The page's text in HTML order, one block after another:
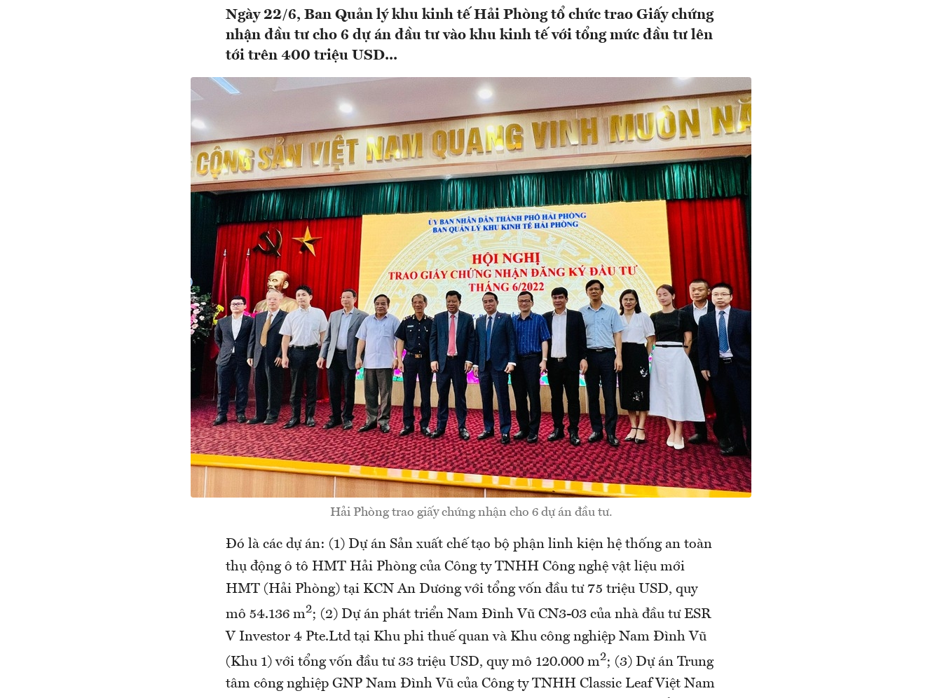
Ngày 22/6, Ban Quản lý khu kinh tế Hải Phòng tổ chức trao Giấy chứng
nhận đầu tư cho 6 dự án đầu tư vào khu kinh tế với tổng mức đầu tư lên
tới trên 400 triệu USD...
Hải Phòng trao giấy chứng nhận cho 6 dự án đầu tư.
Đó là các dự án: (1) Dự án Sản xuất chế tạo bộ phận linh kiện hệ thống an toàn
thụ động ô tô HMT Hải Phòng của Công ty TNHH Công nghệ vật liệu mới
HMT (Hải Phòng) tại KCN An Dương với tổng vốn đầu tư 75 triệu USD, quy
mô 54.136 m2; (2) Dự án phát triển Nam Đình Vũ CN3-03 của nhà đầu tư ESR
V Investor 4 Pte.Ltd tại Khu phi thuế quan và Khu công nghiệp Nam Đình Vũ
(Khu 1) với tổng vốn đầu tư 33 triệu USD, quy mô 120.000 m2; (3) Dự án Trung
tâm công nghiệp GNP Nam Đình Vũ của Công ty TNHH Classic Leaf Việt Nam